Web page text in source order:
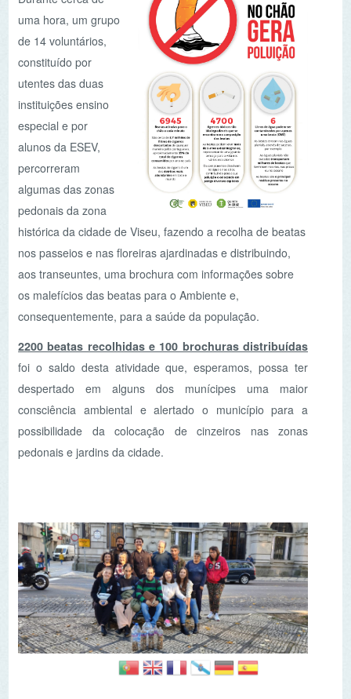
instituições ensino
especial e por
alunos da ESEV,
percorreram
algumas das zonas
pedonais da zona
histórica da cidade de Viseu, fazendo a recolha de beatas
nos passeios e nas floreiras ajardinadas e distribuindo,
aos transeuntes, uma brochura com informações sobre
os malefícios das beatas para o Ambiente e,
2200 beatas recolhidas e 100 brochuras distribuídas
foi o saldo desta atividade que, esperamos, possa ter
despertado em alguns dos munícipes uma maior
possibilidade da colocação de cinzeiros nas zonas
pedonais e jardins da cidade.
NEWSLETTER